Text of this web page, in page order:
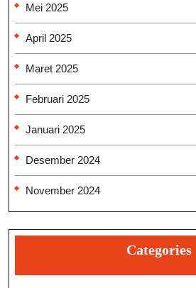
Mei 2025
April 2025
Maret 2025
Februari 2025
Januari 2025
Desember 2024
November 2024
Categories